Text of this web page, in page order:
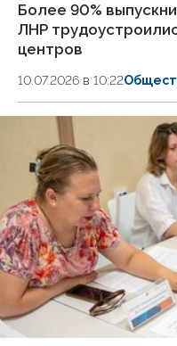
Более 90%
ЛНР
центров
10.07.2026 в 10:22